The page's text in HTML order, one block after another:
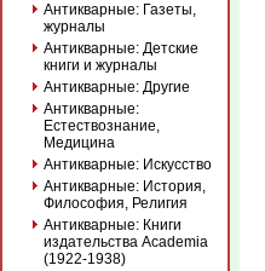
Антикварные: Газеты,
журналы
Антикварные: Детские
книги и журналы
Антикварные: Другие
Антикварные:
Естествознание,
Медицина
Антикварные: Искусство
Антикварные: История,
Философия, Религия
Антикварные: Книги
издательства Academia
(1922-1938)